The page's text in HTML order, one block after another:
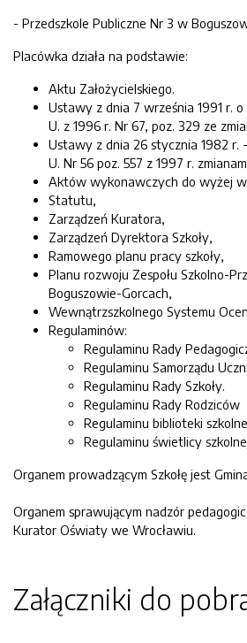
- Przedszkole Publiczne Nr 3 w
Placówka działa na podstawie:
Aktu Założycielskiego.
Ustawy z dnia 7 września 1991 r.
U. z 1996 r. Nr 67, poz. 329 ze
Ustawy z dnia 26 stycznia 1982 r.
U. Nr 56 poz. 557 z 1997 r.
Aktów wykonawczych do wyżej
Statutu,
Zarządzeń Kuratora,
Zarządzeń Dyrektora Szkoły,
Ramowego planu pracy szkoły,
Planu rozwoju Zespołu Szkolno-
Boguszowie-Gorcach,
Wewnątrzszkolnego Systemu
Regulaminów:
Regulaminu Rady
Regulaminu Samorządu
Regulaminu Rady Szkoły.
Regulaminu Rady Rodziców
Regulaminu biblioteki
Regulaminu świetlicy
Organem prowadzącym Szkołę jest
Organem sprawującym nadzór
Kurator Oświaty we Wrocławiu.
Załączniki do